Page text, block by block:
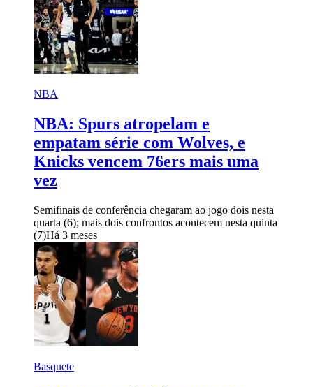
NBA
NBA: Spurs atropelam e
empatam série com Wolves, e
Knicks vencem 76ers mais uma
vez
Semifinais de conferência chegaram ao jogo dois nesta
quarta (6); mais dois confrontos acontecem nesta quinta
(7)Há 3 meses
Basquete